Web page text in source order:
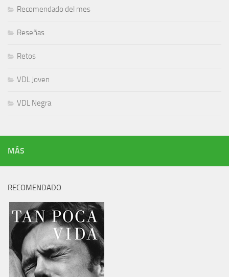
Recomendado del mes
Reseñas
Retos
VDL Joven
VDL Negra
MÁS
RECOMENDADO